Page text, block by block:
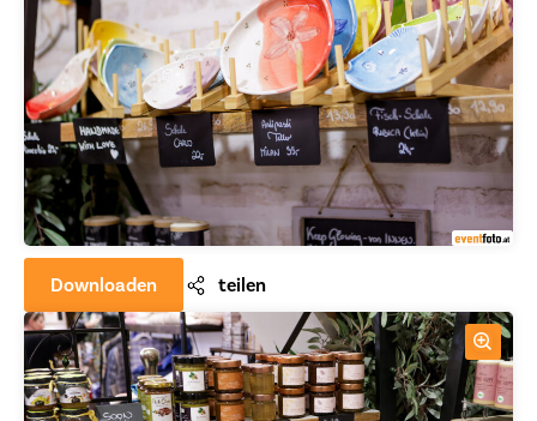
Downloaden teilen